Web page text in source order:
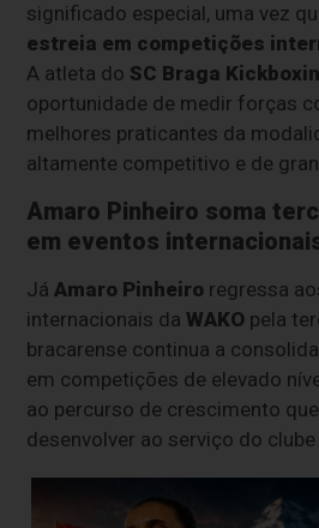
significado especial, uma vez
estreia em competições
A atleta do SC Braga
oportunidade de medir forças
melhores praticantes da
altamente competitivo e de
Amaro Pinheiro soma
em eventos
JáAmaro Pinheiro regressa
internacionais da WAKO pela
bracarense continua a
em competições de elevado
ao percurso de crescimento
desenvolver ao serviço do